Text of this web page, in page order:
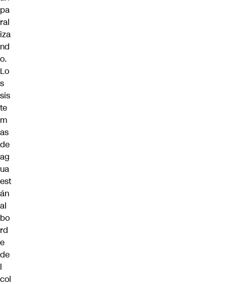
pa
ral
iza
nd
o.
Lo
s
sis
te
m
as
de
ag
ua
est
án
al
bo
rd
e
de
l
col